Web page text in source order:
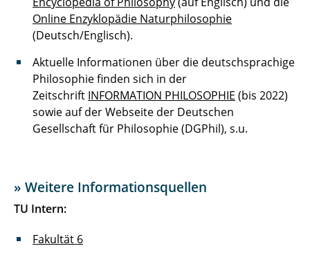
Online Enzyklopädie Naturphilosophie
(Deutsch/Englisch).
Aktuelle Informationen über die deutschsprachige
Philosophie finden sich in der
Zeitschrift INFORMATION PHILOSOPHIE (bis 2022)
sowie auf der Webseite der Deutschen
Gesellschaft für Philosophie (DGPhil), s.u.
» Weitere Informationsquellen
TU Intern:
Fakultät 6